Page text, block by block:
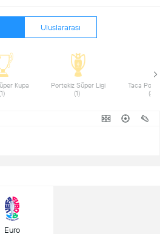
Uluslararası
Kupa
Portekiz Süper Ligi
Taca
Euro